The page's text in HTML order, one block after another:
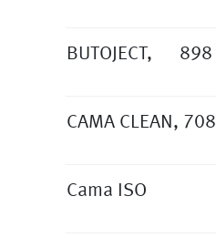
BUTOJECT, 898
CAMA CLEAN, 708
Cama ISO